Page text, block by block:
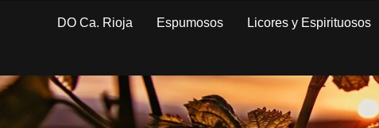
DO Ca. Rioja Espumosos Licores y Espirituosos